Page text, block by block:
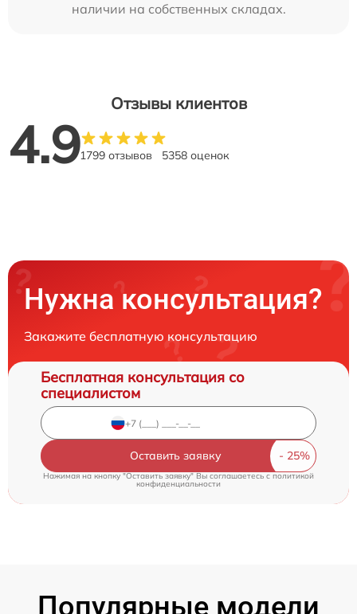
наличии на собственных складах.
Отзывы клиентов
4.91799 отзывов 5358 оценок
Нужна консультация?
Закажите бесплатную консультацию
Бесплатная консультация со
специалистом
Оставить заявку
Нажимая на кнопку "Оставить заявку" Вы соглашаетесь c политикой
конфиденциальности
Популярные модели